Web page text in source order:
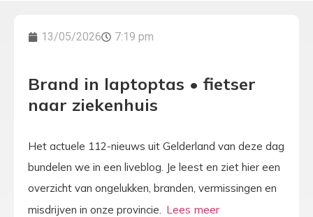
13/05/2026 7:19 pm
Brand in laptoptas • fietser
naar ziekenhuis
Het actuele 112-nieuws uit Gelderland van deze dag
bundelen we in een liveblog. Je leest en ziet hier een
overzicht van ongelukken, branden, vermissingen en
misdrijven in onze provincie.